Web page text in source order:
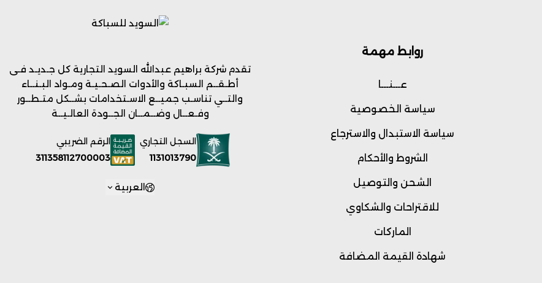
روابط مهمة
عـــنـــا
سياسة الخصوصية
سياسة الاستبدال والاسترجاع
الشروط والأحكام
الشحن والتوصيل
للاقتراحات والشكاوي
الماركات
شهادة القيمة المضافة
تقدم شركة براهيم عبدالله السويد التجارية كل جـديـد فـى
أطـقــم السبـاكة والأدوات الصـحـيـة ومـواد البـنــاء
والتــي تناسـب جميــع الاسـتخدامات بشــكل متـطــور
وفـعــال وضــمــان الجــودة العالـيــة
السجل التجاري
1131013790
الرقم الضريبي
311358112700003
العربية